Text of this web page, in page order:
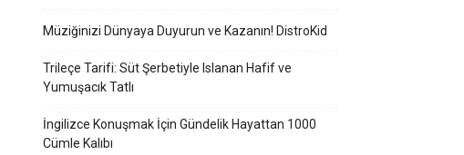
Müziğinizi Dünyaya Duyurun ve Kazanın! DistroKid
Trileçe Tarifi: Süt Şerbetiyle Islanan Hafif ve
Yumuşacık Tatlı
İngilizce Konuşmak İçin Gündelik Hayattan 1000
Cümle Kalıbı